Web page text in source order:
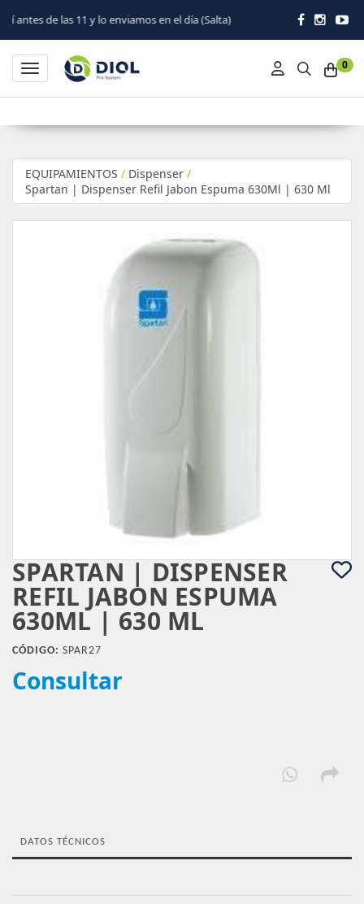
y lo enviamos en el día (Salta)
0
Toggle navigation
EQUIPAMIENTOS / Dispenser /
Spartan | Dispenser Refil Jabon Espuma 630Ml | 630 Ml
SPARTAN | DISPENSER
REFIL JABON ESPUMA
630ML | 630 ML
CÓDIGO: SPAR27
Consultar
DATOS TÉCNICOS